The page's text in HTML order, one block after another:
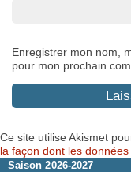
Enregistrer mon nom,
pour mon prochain
Ce site utilise Akismet
la façon dont les
Saison 2026-2027